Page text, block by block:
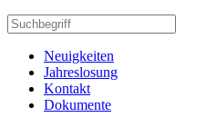
Neuigkeiten
Jahreslosung
Kontakt
Dokumente